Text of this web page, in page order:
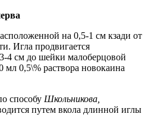
на 0,5-1 см кзади от
Игла продвигается
4 см до шейки малоберцовой
мл 0,5\% раствора новокаина
способу Школьникова,
путем вкола длинной иглы